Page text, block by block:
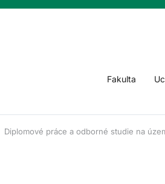
Fakulta
Diplomové práce a odborné studie na